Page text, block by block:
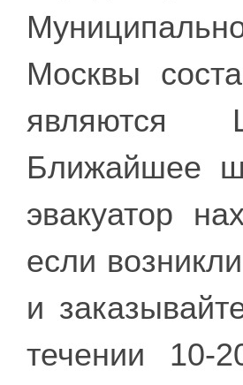
Москвы
являются
Ближайшее
эвакуатор
если
и
течении 10-